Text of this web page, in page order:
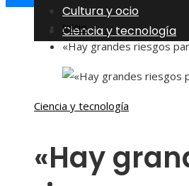
Cultura y ocio
Ciencia y tecnología
Inicio
«Hay grandes riesgos
Ciencia y tecnología
«Hay